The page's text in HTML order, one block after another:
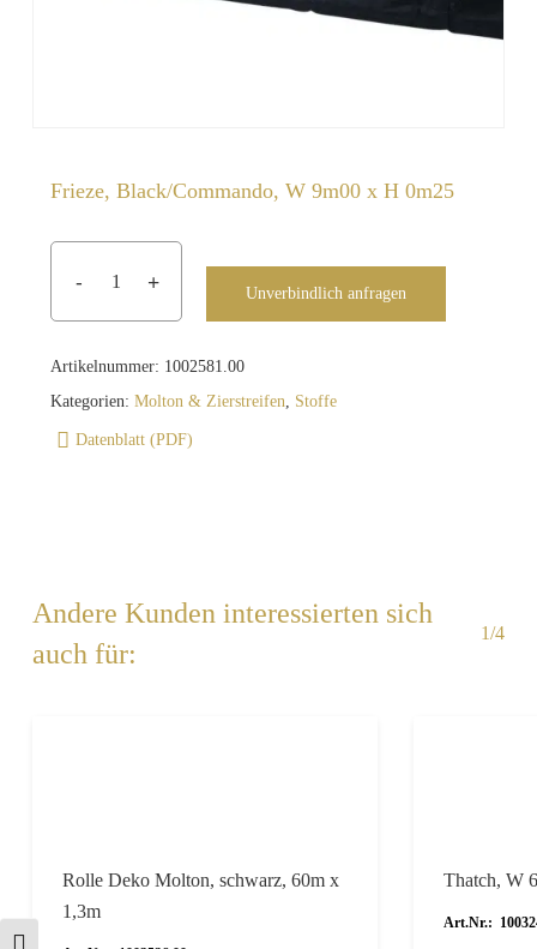
Frieze, Black/Commando, W 9m00 x H 0m25
Unverbindlich anfragen
Artikelnummer: 1002581.00
Kategorien: Molton & Zierstreifen, Stoffe
Datenblatt (PDF)
Andere Kunden interessierten sich
auch für:
1/4
Rolle Deko Molton, schwarz, 60m x
1,3m
Thatch, W
Art.Nr.: